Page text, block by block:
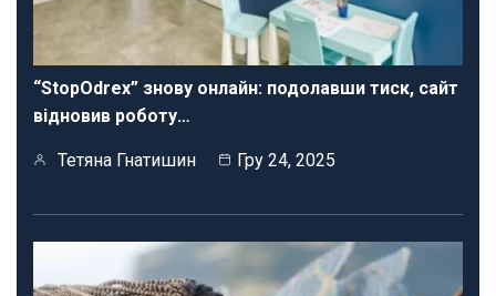
“StopOdrex” знову онлайн: подолавши тиск, сайт
відновив роботу…
Тетяна Гнатишин Гру 24, 2025